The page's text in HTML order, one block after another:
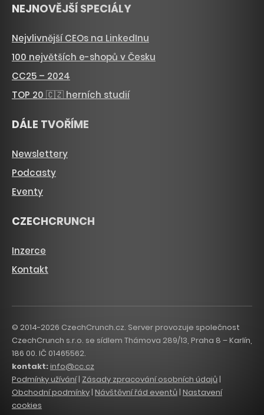
NEJNOVĚJŠÍ SPECIÁLY
Nejvlivnější CEOs na LinkedInu
100 největších e-shopů v Česku
CC25 – 2024
TOP 20 🇨🇿 herních studií
DÁLE TVOŘÍME
Newslettery
Podcasty
Eventy
CZECHCRUNCH
Inzerce
Kontakt
© 2014-2026 CzechCrunch.cz. Server provozuje společnost
CzechCrunch s.r.o. se sídlem Thámova 289/13, Praha 8 – Karlín,
186 00. IČ 01465562.
kontakt:info@cc.cz
Podmínky užívání| Zásady zpracování osobních údajů|
Obchodní podmínky| Návštěvní řád eventů | Nastavení
cookies